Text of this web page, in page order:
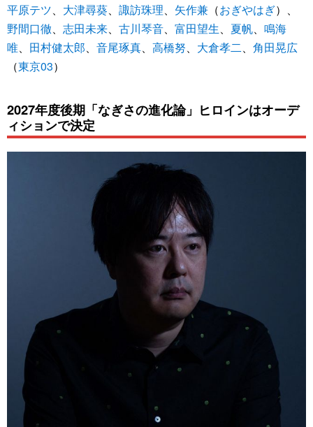
平原テツ
大津尋葵 諏訪珠理 矢作兼 （おぎやはぎ）、
野間口徹
志田未来 古川琴音 富田望生 夏帆
鳴海
唯
田村健太郎 音尾琢真 高橋努 大倉孝二
角田晃広
（東京03）
2027年度後期「なぎさの進化論」ヒロインはオーデ
ィションで決定